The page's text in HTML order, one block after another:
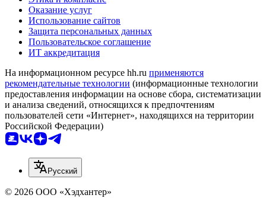
Оказание услуг
Использование сайтов
Защита персональных данных
Пользовательское соглашение
ИТ аккредитация
На информационном ресурсе hh.ru применяются
рекомендательные технологии (информационные технологии
предоставления информации на основе сбора, систематизации
и анализа сведений, относящихся к предпочтениям
пользователей сети «Интернет», находящихся на территории
Российской Федерации)
Русский
© 2026 ООО «Хэдхантер»